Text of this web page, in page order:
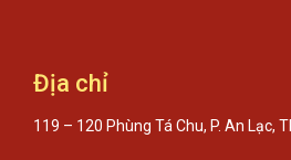
Địa chỉ
119 – 120 Phùng Tá Chu, P. An Lạc,